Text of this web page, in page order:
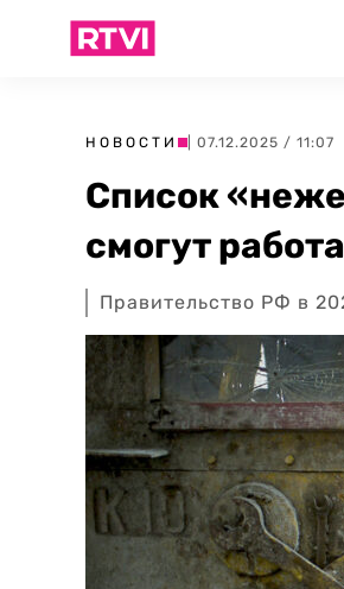
НОВОСТИ | 07.12.2025 / 11:07
Список
смогут
Правительство РФ в